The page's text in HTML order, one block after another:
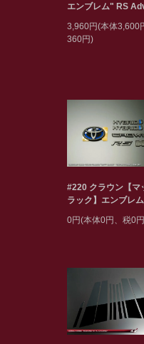
エンブレム" RS
3,960円(本体3,600
360円)
#220 クラウン【マ
ラック】エンブレム
0円(本体0円、税0